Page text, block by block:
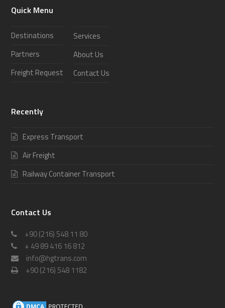
Quick Menu
Destinations
Partners
Freight Request
Services
About Us
Contact Us
Recently
Express Transport
Air Freight
Railway Container Transport
Contact Us
+90 (216) 548 11 80
+ 49 89 416 16 812
info@hgtrans.com
+90 (216) 548 1182